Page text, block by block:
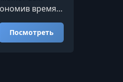
время и
простым
уверенно
раньше не
Посмотреть